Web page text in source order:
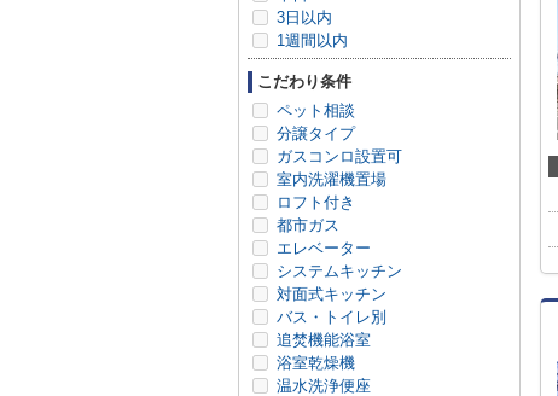
3日以内
1週間以内
こだわり条件
ペット相談
分譲タイプ
ガスコンロ設置可
室内洗濯機置場
ロフト付き
都市ガス
エレベーター
システムキッチン
対面式キッチン
バス・トイレ別
追焚機能浴室
浴室乾燥機
温水洗浄便座